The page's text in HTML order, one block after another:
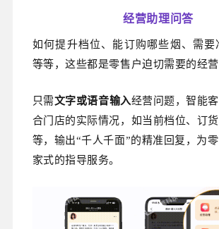
经营助理问答
如何提升档位、能订购哪些烟、需要
等等，这些都是零售户迫切需要的经营
只需文字或语音输入经营问题，智能
合门店的实际情况，如当前档位、订
等，输出“千人千面”的精准回复，为
家式的指导服务。